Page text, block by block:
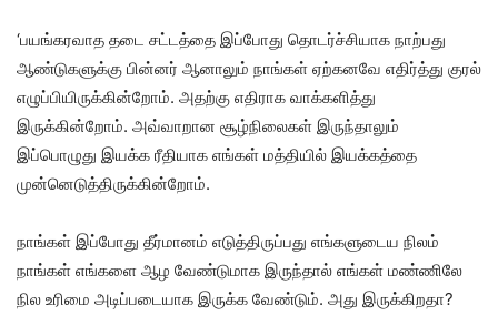
‘பயங்கரவாத தடை சட்டத்தை இப்போது தொடர்ச்சியாக நாற்பது
ஆண்டுகளுக்கு பின்னர் ஆனாலும் நாங்கள் ஏற்கனவே எதிர்த்து குரல்
எழுப்பியிருக்கின்றோம். அதற்கு எதிராக வாக்களித்து
இருக்கின்றோம். அவ்வாறான சூழ்நிலைகள் இருந்தாலும்
இப்பொழுது இயக்க ரீதியாக எங்கள் மத்தியில் இயக்கத்தை
முன்னெடுத்திருக்கின்றோம்.
நாங்கள் இப்போது தீர்மானம் எடுத்திருப்பது எங்களுடைய நிலம்
நாங்கள் எங்களை ஆழ வேண்டுமாக இருந்தால் எங்கள் மண்ணிலே
நில உரிமை அடிப்படையாக இருக்க வேண்டும். அது இருக்கிறதா?